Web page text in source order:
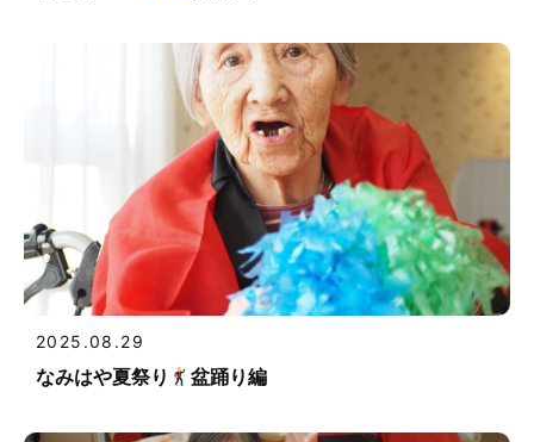
2025.08.29
なみはや夏祭り 盆踊り編